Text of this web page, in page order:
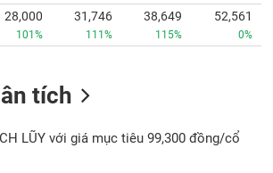
28,000
101%
31,746
111%
38,649
115%
52,561
0%
tích
LŨY với giá mục tiêu 99,300 đồng/cổ